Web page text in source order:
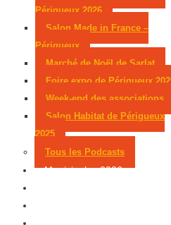
Périgueux 2026
Salon Made in France –
Périgueux
Marché de Noël de Sarlat
Foire expo de Périgueux
Week-end des associations
Salon Habitat de Périgueux
2025
Tous les Podcasts
Municipales 2026